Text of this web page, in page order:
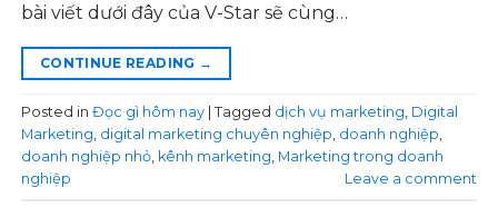
bài viết dưới đây của V-Star sẽ cùng…
CONTINUE READING →
Posted inĐọc gì hôm nay |Tagged dịch vụ marketing, Digital
Marketing, digital marketing chuyên nghiệp, doanh nghiệp,
doanh nghiệp nhỏ, kênh marketing, Marketing trong doanh
nghiệp
Leave a comment